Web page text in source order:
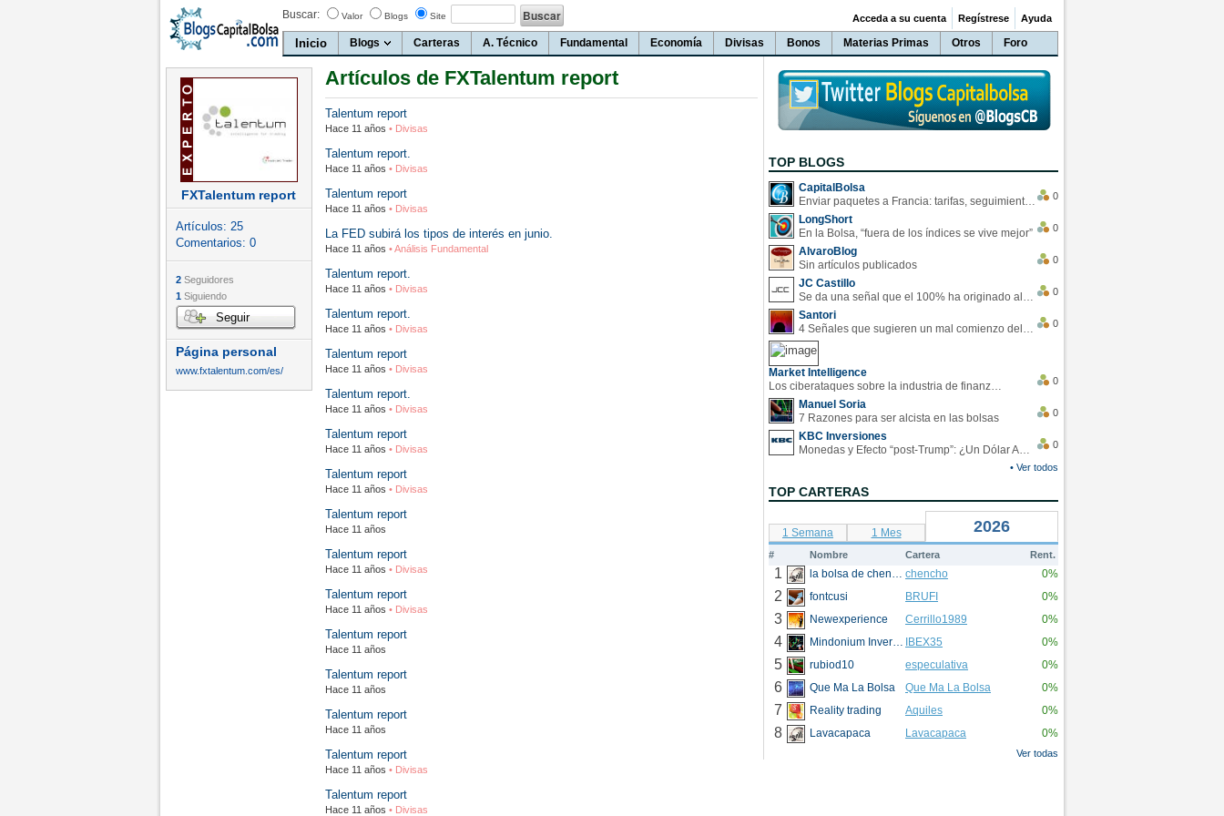
Buscar: Valor Blogs Site
Inicio Blogs Carteras A. Técnico Fundamental Economía Divisas Bonos Materias Primas Otros Foro
Acceda a su cuenta Regístrese Ayuda
FXTalentum report
Artículos: 25
Comentarios: 0
2 Seguidores
1 Siguiendo
Seguir
Página personal
www.fxtalentum.com/es/
Artículos de FXTalentum report
Talentum report
Hace 11 años • Divisas
Talentum report.
Hace 11 años • Divisas
Talentum report
Hace 11 años • Divisas
La FED subirá los tipos de interés en junio.
Hace 11 años • Análisis Fundamental
Talentum report.
Hace 11 años • Divisas
Talentum report.
Hace 11 años • Divisas
Talentum report
Hace 11 años • Divisas
Talentum report.
Hace 11 años • Divisas
Talentum report
Hace 11 años • Divisas
Talentum report
Hace 11 años • Divisas
Talentum report
Hace 11 años
Talentum report
Hace 11 años • Divisas
Talentum report
Hace 11 años • Divisas
Talentum report
Hace 11 años
Talentum report
Hace 11 años
Talentum report
Hace 11 años
Talentum report
Hace 11 años • Divisas
Talentum report
Hace 11 años • Divisas
TOP BLOGS
CapitalBolsa
Enviar paquetes a Francia: tarifas, seguimiento y ventajas destacadas
0
LongShort
En la Bolsa, “fuera de los índices se vive mejor”
0
AlvaroBlog
Sin artículos publicados
0
JC Castillo
Se da una señal que el 100% ha originado alzas en las bolsas
0
Santori
4 Señales que sugieren un mal comienzo del 3T de la economía EEUU
0
Market Intelligence
Los ciberataques sobre la industria de finanzas se han duplicado este año
0
Manuel Soria
7 Razones para ser alcista en las bolsas
0
KBC Inversiones
Monedas y Efecto “post-Trump”: ¿Un Dólar Americano operando en rangos?
0
• Ver todos
TOP CARTERAS
1 Semana 1 Mes 2026
# Nombre Cartera Rent.
1 la bolsa de chencho chencho 0%
2 fontcusi BRUFI 0%
3 Newexperience Cerrillo1989 0%
4 Mindonium Inversions IBEX35 0%
5 rubiod10 especulativa 0%
6 Que Ma La Bolsa Que Ma La Bolsa 0%
7 Reality trading Aquiles 0%
8 Lavacapaca Lavacapaca 0%
Ver todas